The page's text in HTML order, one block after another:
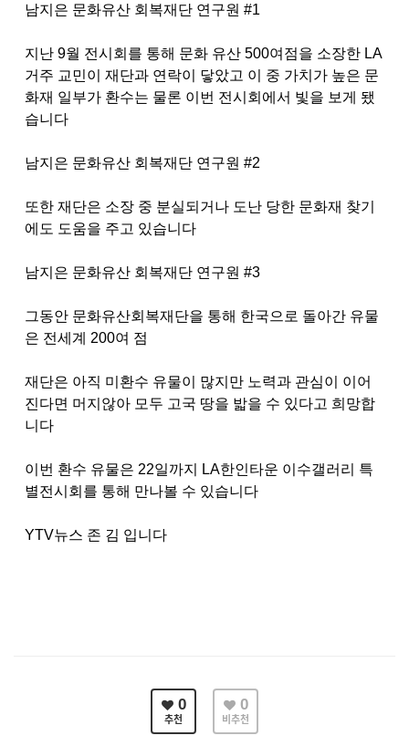
남지은 문화유산 회복재단 연구원 #1
지난 9월 전시회를 통해 문화 유산 500여점을 소장한 LA
거주 교민이 재단과 연락이 닿았고 이 중 가치가 높은 문
화재 일부가 환수는 물론 이번 전시회에서 빛을 보게 됐
습니다
남지은 문화유산 회복재단 연구원 #2
또한 재단은 소장 중 분실되거나 도난 당한 문화재 찾기
에도 도움을 주고 있습니다
남지은 문화유산 회복재단 연구원 #3
그동안 문화유산회복재단을 통해 한국으로 돌아간 유물
은 전세계 200여 점
재단은 아직 미환수 유물이 많지만 노력과 관심이 이어
진다면 머지않아 모두 고국 땅을 밟을 수 있다고 희망합
니다
이번 환수 유물은 22일까지 LA한인타운 이수갤러리 특
별전시회를 통해 만나볼 수 있습니다
YTV뉴스 존 김 입니다
0
추천
0
비추천